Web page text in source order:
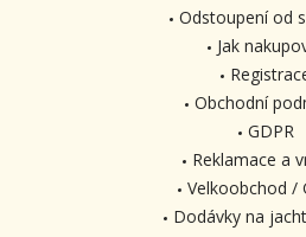
Odstoupení od
Jak
Obchodní
GDPR
Reklamace a
Velkoobchod /
Dodávky na